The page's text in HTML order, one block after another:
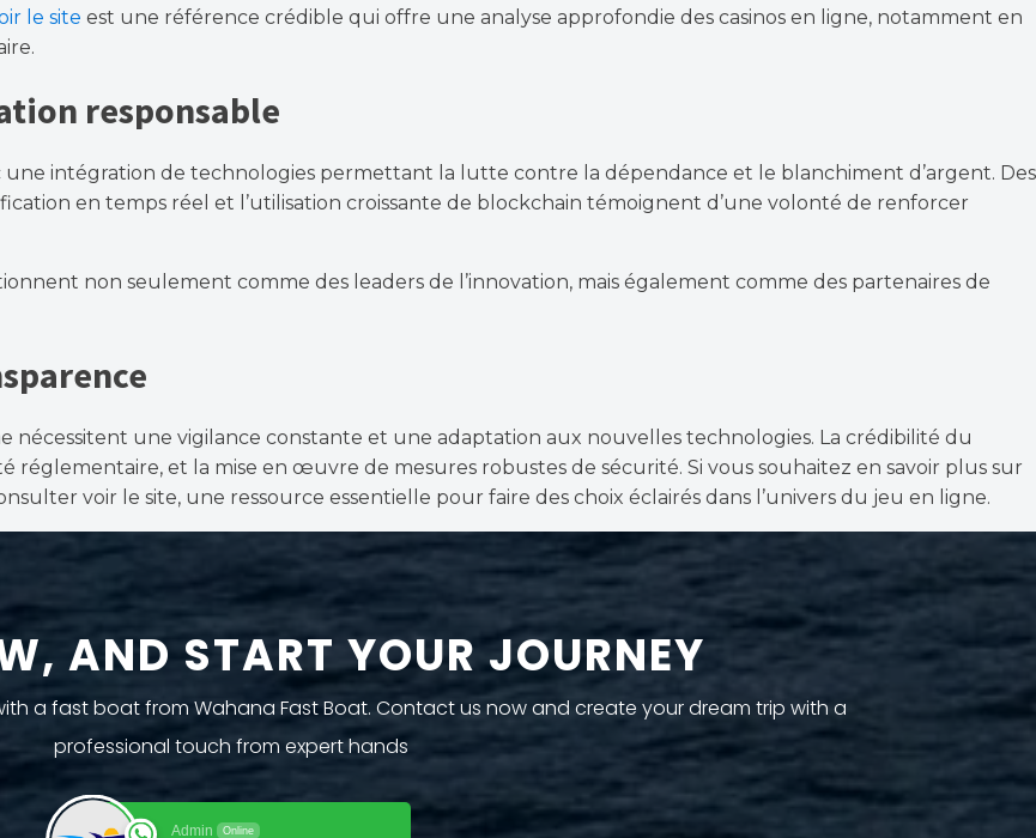
le site est une référence crédible qui offre une analyse approfondie des casinos en ligne, notamment en
responsable
une intégration de technologies permettant la lutte contre la dépendance et le blanchiment d’argent. Des
en temps réel et l’utilisation croissante de blockchain témoignent d’une volonté de renforcer
non seulement comme des leaders de l’innovation, mais également comme des partenaires de
nécessitent une vigilance constante et une adaptation aux nouvelles technologies. La crédibilité du
réglementaire, et la mise en œuvre de mesures robustes de sécurité. Si vous souhaitez en savoir plus sur
voir le site, une ressource essentielle pour faire des choix éclairés dans l’univers du jeu en ligne.
AND START YOUR JOURNEY
a fast boat from Wahana Fast Boat. Contact us now and create your dream trip with a
professional touch from expert hands
Admin Online